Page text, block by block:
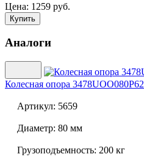
Цена: 1259 руб.
Купить
Аналоги
Колесная опора 3478UOO080P62
Артикул: 5659
Диаметр: 80 мм
Грузоподъемность: 200 кг